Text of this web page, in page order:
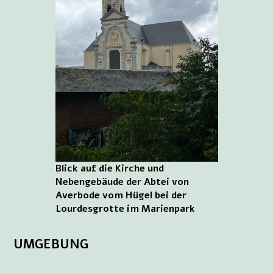
Blick auf die Kirche und
Nebengebäude der Abtei von
Averbode vom Hügel bei der
Lourdesgrotte im Marienpark
UMGEBUNG